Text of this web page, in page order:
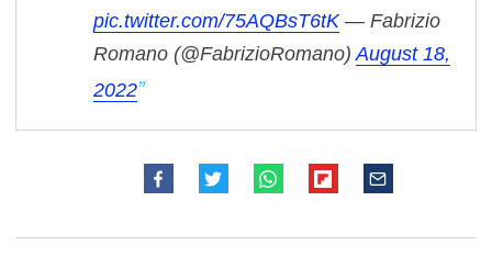
pic.twitter.com/75AQBsT6tK — Fabrizio
Romano (@FabrizioRomano) August 18,
2022